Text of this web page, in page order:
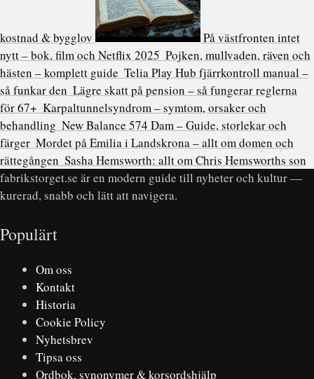
kostnad & bygglov
På västfronten intet
nytt – bok, film och Netflix 2025 Pojken, mullvaden, räven och
hästen – komplett guide Telia Play Hub fjärrkontroll manual –
så funkar den Lägre skatt på pension – så fungerar reglerna
för 67+ Karpaltunnelsyndrom – symtom, orsaker och
behandling New Balance 574 Dam – Guide, storlekar och
färger Mordet på Emilia i Landskrona – allt om domen och
rättegången Sasha Hemsworth: allt om Chris Hemsworths son
fabrikstorget.se är en modern guide till nyheter och kultur —
kurerad, snabb och lätt att navigera.
Populärt
Om oss
Kontakt
Historia
Cookie Policy
Nyhetsbrev
Tipsa oss
Ordbok, synonymer & korsordshjälp